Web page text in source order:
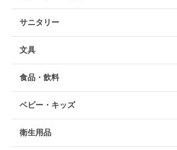
サニタリー
文具
食品・飲料
ベビー・キッズ
衛生用品